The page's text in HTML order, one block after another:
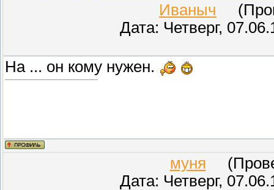
Иваныч
Дата: Четверг,
На ... он кому нужен.
муня
Дата: Четверг,